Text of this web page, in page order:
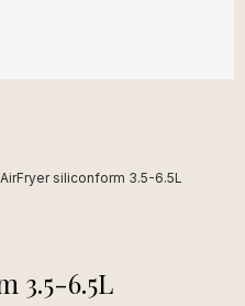
AirFryer siliconform 3.5-6.5L
3.5-6.5L